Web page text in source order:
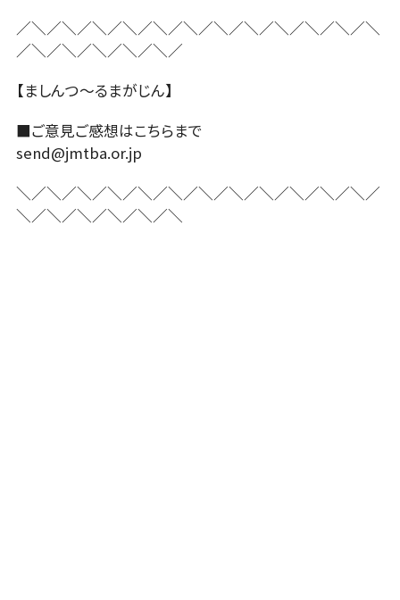
／＼／＼／＼／＼／＼／＼／＼／＼／＼／＼／＼／＼
／＼／＼／＼／＼／＼／
【ましんつ～るまがじん】
■ご意見ご感想はこちらまで
send@jmtba.or.jp
＼／＼／＼／＼／＼／＼／＼／＼／＼／＼／＼／＼／
＼／＼／＼／＼／＼／＼